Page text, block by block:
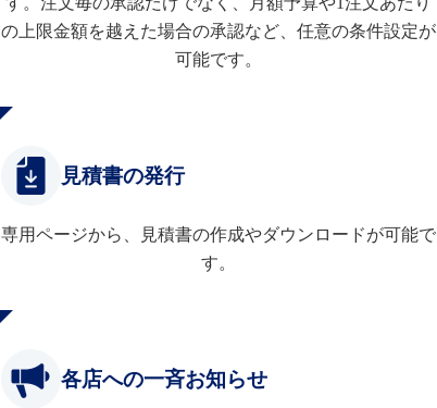
の上限金額を越えた場合の承認など、任意の条件設定が
可能です。
見積書の発行
専用ページから、見積書の作成やダウンロードが可能で
す。
各店への一斉お知らせ